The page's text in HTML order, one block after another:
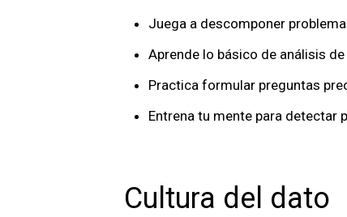
Juega a descomponer
Aprende lo básico de análisis
Practica formular preguntas
Entrena tu mente para detectar
Cultura del dato